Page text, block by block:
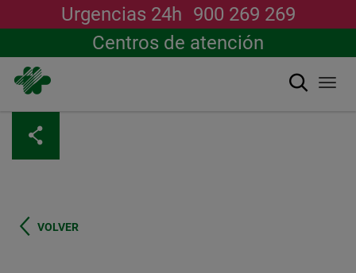
contenido
principal
Urgencias 24h 900 269 269
Centros de atención
Buscar
VOLVER